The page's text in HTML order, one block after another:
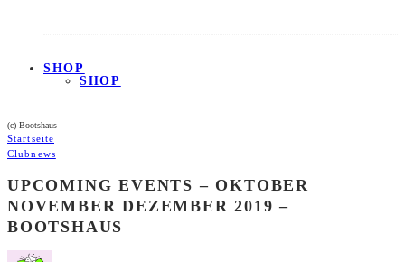
SHOP
SHOP
(c) Bootshaus
Startseite
Clubnews
UPCOMING EVENTS – OKTOBER
NOVEMBER DEZEMBER 2019 –
BOOTSHAUS